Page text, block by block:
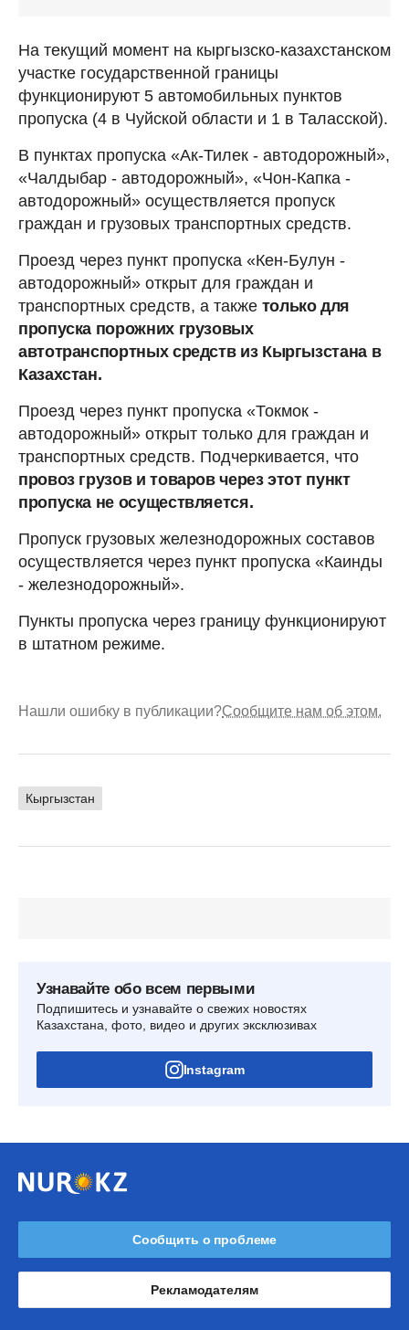
На текущий момент на кыргызско-казахстанском
участке государственной границы
функционируют 5 автомобильных пунктов
пропуска (4 в Чуйской области и 1 в Таласской).
В пунктах пропуска «Ак-Тилек - автодорожный»,
«Чалдыбар - автодорожный», «Чон-Капка -
автодорожный» осуществляется пропуск
граждан и грузовых транспортных средств.
Проезд через пункт пропуска «Кен-Булун -
автодорожный» открыт для граждан и
транспортных средств, а также только для
пропуска порожних грузовых
автотранспортных средств из Кыргызстана в
Казахстан.
Проезд через пункт пропуска «Токмок -
автодорожный» открыт только для граждан и
транспортных средств. Подчеркивается, что
провоз грузов и товаров через этот пункт
пропуска не осуществляется.
Пропуск грузовых железнодорожных составов
осуществляется через пункт пропуска «Каинды
- железнодорожный».
Пункты пропуска через границу функционируют
в штатном режиме.
Нашли ошибку в публикации?Сообщите нам об этом.
Кыргызстан
Узнавайте обо всем первыми
Подпишитесь и узнавайте о свежих новостях
Казахстана, фото, видео и других эксклюзивах
Instagram
Сообщить о проблеме
Рекламодателям